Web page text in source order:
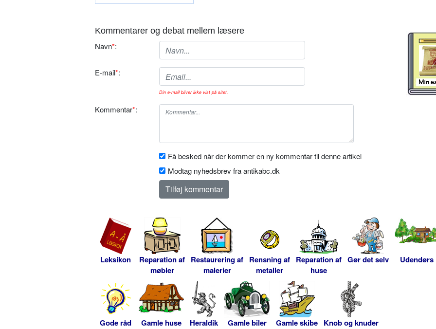
Kommentarer og debat mellem læsere
Navn*:
E-mail*:
Din e-mail bliver ikke vist på sitet.
Kommentar*:
Få besked når der kommer en ny kommentar til denne artikel
Modtag nyhedsbrev fra antikabc.dk
Leksikon
Reparation af
møbler
Restaurering af
malerier
Rensning af
metaller
Reparation af
huse
Gør det selv Udendørs
Gode råd Gamle huse Heraldik Gamle biler Gamle skibe Knob og knuder